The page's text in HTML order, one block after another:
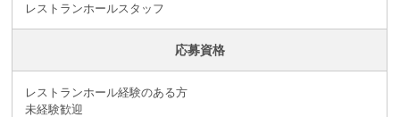
レストランホールスタッフ
応募資格
レストランホール経験のある方
未経験歓迎